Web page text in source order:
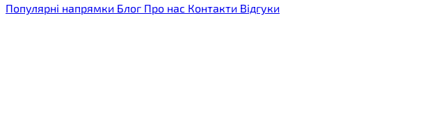
Популярні напрямки Блог Про нас Контакти Відгуки